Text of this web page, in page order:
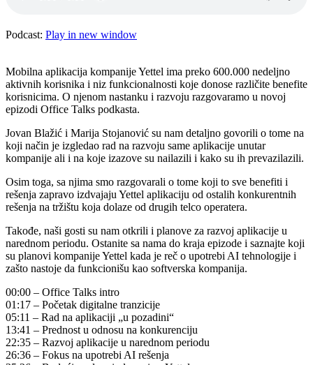
Podcast: Play in new window
Mobilna aplikacija kompanije Yettel ima preko 600.000 nedeljno
aktivnih korisnika i niz funkcionalnosti koje donose različite benefite
korisnicima. O njenom nastanku i razvoju razgovaramo u novoj
epizodi Office Talks podkasta.
Jovan Blažić i Marija Stojanović su nam detaljno govorili o tome na
koji način je izgledao rad na razvoju same aplikacije unutar
kompanije ali i na koje izazove su nailazili i kako su ih prevazilazili.
Osim toga, sa njima smo razgovarali o tome koji to sve benefiti i
rešenja zapravo izdvajaju Yettel aplikaciju od ostalih konkurentnih
rešenja na tržištu koja dolaze od drugih telco operatera.
Takođe, naši gosti su nam otkrili i planove za razvoj aplikacije u
narednom periodu. Ostanite sa nama do kraja epizode i saznajte koji
su planovi kompanije Yettel kada je reč o upotrebi AI tehnologije i
zašto nastoje da funkcionišu kao softverska kompanija.
00:00 – Office Talks intro
01:17 – Početak digitalne tranzicije
05:11 – Rad na aplikaciji „u pozadini“
13:41 – Prednost u odnosu na konkurenciju
22:35 – Razvoj aplikacije u narednom periodu
26:36 – Fokus na upotrebi AI rešenja